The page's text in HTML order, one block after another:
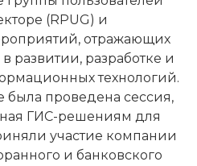
(RPUG) и
отражающих
развитии, разработке и
технологий.
была проведена сессия,
ГИС-решениям для
участие компании
и банковского